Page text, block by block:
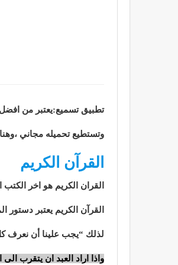
تطبيق تسميع:يعتبر من افضل
وتستطيع تحميله مجاني
القرآن الكريم
القران الكريم هو اخر
القرآن الكريم يعتبر
لذلك “يجب علينا أن نعرف
واذا اراد العبد ان يتقرب